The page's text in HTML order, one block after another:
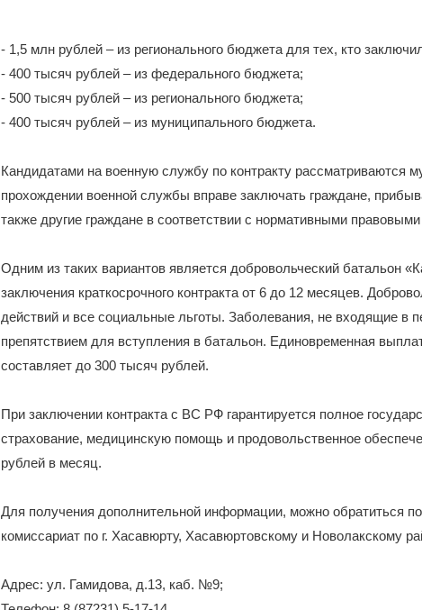
- 1,5 млн рублей – из регионального бюджета для тех, кто
- 400 тысяч рублей – из федерального бюджета;
- 500 тысяч рублей – из регионального бюджета;
- 400 тысяч рублей – из муниципального бюджета.
Кандидатами на военную службу по контракту рассматриваются
прохождении военной службы вправе заключать граждане,
также другие граждане в соответствии с нормативными
Одним из таких вариантов является добровольческий батальон
заключения краткосрочного контракта от 6 до 12 месяцев.
действий и все социальные льготы. Заболевания, не входящие в
препятствием для вступления в батальон. Единовременная
составляет до 300 тысяч рублей.
При заключении контракта с ВС РФ гарантируется полное
страхование, медицинскую помощь и продовольственное
рублей в месяц.
Для получения дополнительной информации, можно обратиться
комиссариат по г. Хасавюрту, Хасавюртовскому и Новолакскому
Адрес: ул. Гамидова, д.13, каб. №9;